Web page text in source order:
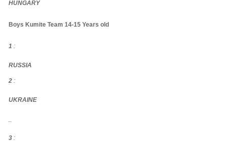
HUNGARY
Boys Kumite Team 14-15 Years old
1 :
RUSSIA
2 :
UKRAINE
3 :